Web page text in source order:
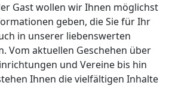
Gast wollen wir Ihnen möglichst
geben, die Sie für Ihr
in unserer liebenswerten
Vom aktuellen Geschehen über
und Vereine bis hin
Ihnen die vielfältigen Inhalte